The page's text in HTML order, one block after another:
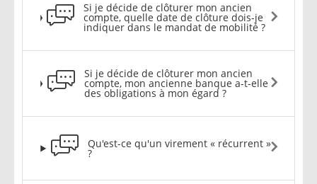
Si je décide de clôturer mon ancien
compte, quelle date de clôture dois-je
indiquer dans le mandat de mobilité ?
Si je décide de clôturer mon ancien
compte, mon ancienne banque a-t-elle
des obligations à mon égard ?
Qu'est-ce qu'un virement « récurrent »
?